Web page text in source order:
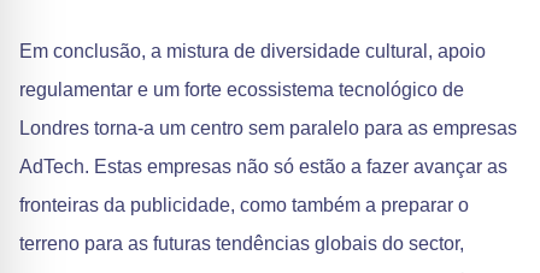
Em conclusão, a mistura de diversidade cultural, apoio
regulamentar e um forte ecossistema tecnológico de
Londres torna-a um centro sem paralelo para as empresas
AdTech. Estas empresas não só estão a fazer avançar as
fronteiras da publicidade, como também a preparar o
terreno para as futuras tendências globais do sector,